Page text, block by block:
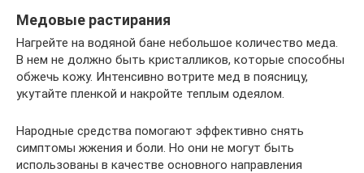
Медовые растирания
Нагрейте на водяной бане небольшое количество меда.
В нем не должно быть кристалликов, которые способны
обжечь кожу. Интенсивно вотрите мед в поясницу,
укутайте пленкой и накройте теплым одеялом.
Народные средства помогают эффективно снять
симптомы жжения и боли. Но они не могут быть
использованы в качестве основного направления